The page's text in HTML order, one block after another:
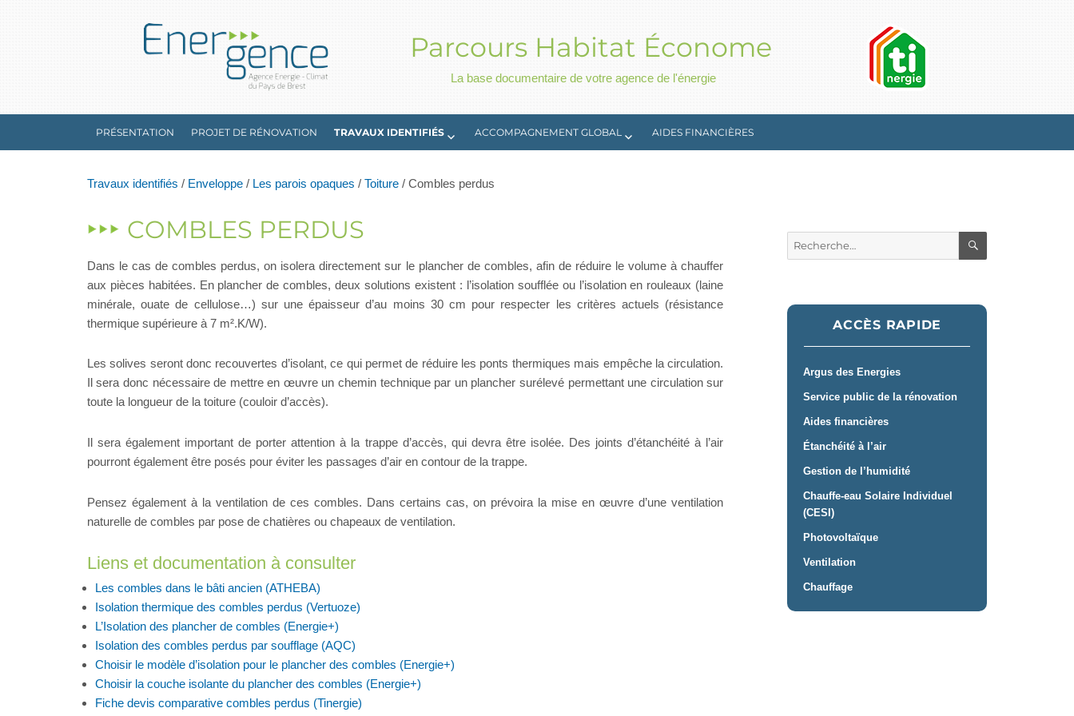
Parcours Habitat Économe
La base documentaire de votre agence de l'énergie
PRÉSENTATION PROJET DE RÉNOVATION TRAVAUX IDENTIFIÉS ACCOMPAGNEMENT GLOBAL AIDES FINANCIÈRES
Travaux identifiés / Enveloppe/ Les parois opaques / Toiture/ Combles perdus
COMBLES PERDUS
Dans le cas de combles perdus, on isolera directement sur le plancher de combles, afin de réduire le volume à chauffer
aux pièces habitées. En plancher de combles, deux solutions existent : l’isolation soufflée ou l’isolation en rouleaux (laine
minérale, ouate de cellulose…) sur une épaisseur d’au moins 30 cm pour respecter les critères actuels (résistance
thermique supérieure à 7 m².K/W).
Les solives seront donc recouvertes d’isolant, ce qui permet de réduire les ponts thermiques mais empêche la circulation.
Il sera donc nécessaire de mettre en œuvre un chemin technique par un plancher surélevé permettant une circulation sur
toute la longueur de la toiture (couloir d’accès).
Il sera également important de porter attention à la trappe d’accès, qui devra être isolée. Des joints d’étanchéité à l’air
pourront également être posés pour éviter les passages d’air en contour de la trappe.
Pensez également à la ventilation de ces combles. Dans certains cas, on prévoira la mise en œuvre d’une ventilation
naturelle de combles par pose de chatières ou chapeaux de ventilation.
Liens et documentation à consulter
Les combles dans le bâti ancien (ATHEBA)
Isolation thermique des combles perdus (Vertuoze)
L’Isolation des plancher de combles (Energie+)
Isolation des combles perdus par soufflage (AQC)
Choisir le modèle d’isolation pour le plancher des combles (Energie+)
Choisir la couche isolante du plancher des combles (Energie+)
Fiche devis comparative combles perdus (Tinergie)
Recherche
RECHERCHE
ACCÈS RAPIDE
Argus des Energies
Service public de la rénovation
Aides financières
Étanchéité à l’air
Gestion de l’humidité
Chauffe-eau Solaire Individuel
(CESI)
Photovoltaïque
Ventilation
Chauffage